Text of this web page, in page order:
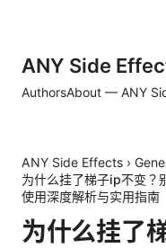
ANY Side
AuthorsAbout — ANY
ANY Side Effects ›
为什么挂了梯子ip不变？
使用深度解析与实用指南
为什么挂了